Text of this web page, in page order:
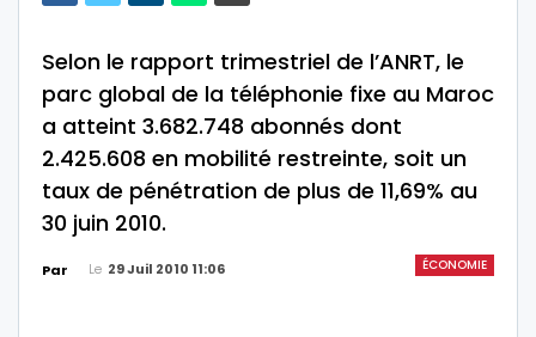
Selon le rapport trimestriel de l’ANRT, le
parc global de la téléphonie fixe au Maroc
a atteint 3.682.748 abonnés dont
2.425.608 en mobilité restreinte, soit un
taux de pénétration de plus de 11,69% au
30 juin 2010.
ÉCONOMIE
Par Le 29 Juil 2010 11:06